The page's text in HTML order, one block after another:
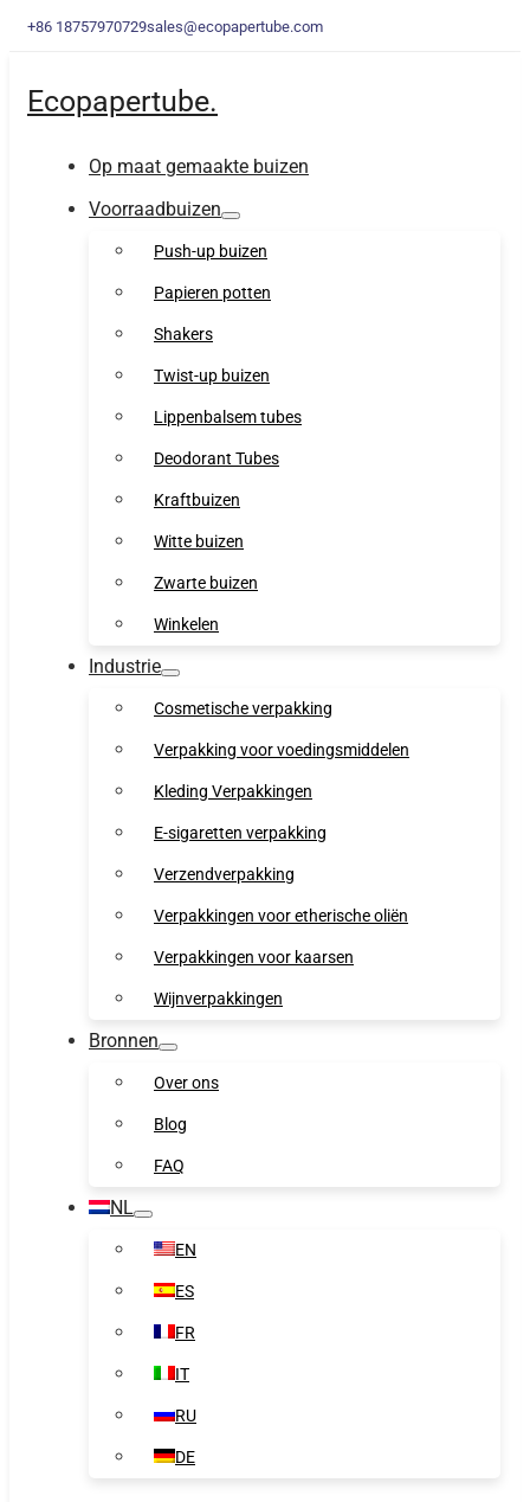
+86 18757970729sales@ecopapertube.com
Ecopapertube.
Op maat gemaakte buizen
Voorraadbuizen
Push-up buizen
Papieren potten
Shakers
Twist-up buizen
Lippenbalsem tubes
Deodorant Tubes
Kraftbuizen
Witte buizen
Zwarte buizen
Winkelen
Industrie
Cosmetische verpakking
Verpakking voor voedingsmiddelen
Kleding Verpakkingen
E-sigaretten verpakking
Verzendverpakking
Verpakkingen voor etherische oliën
Verpakkingen voor kaarsen
Wijnverpakkingen
Bronnen
Over ons
Blog
FAQ
NL
EN
ES
FR
IT
RU
DE